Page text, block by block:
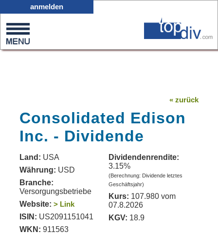
0
on
anmelden
« zurück
Consolidated Edison
Inc. - Dividende
Land: USA
Währung: USD
Branche:
Versorgungsbetriebe
Website: > Link
ISIN: US2091151041
WKN: 911563
Dividendenrendite:
3.15%
(Berechnung: Dividende letztes
Geschäftsjahr)
Kurs: 107.980 vom
07.8.2026
KGV: 18.9